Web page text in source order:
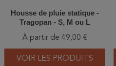
Housse de pluie statique -
Tragopan - S, M ou L
À partir de 49,00 €
VOIR LES PRODUITS